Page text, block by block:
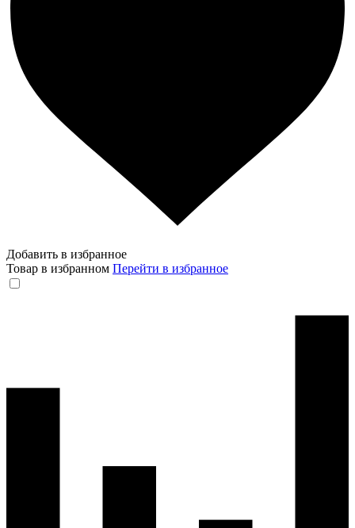
Добавить в избранное
Товар в избранном Перейти в избранное